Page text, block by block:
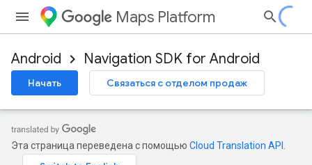
Maps Platform
Android Navigation SDK for Android
Начать Связаться с отделом продаж
Эта страница переведена с помощью Cloud Translation API